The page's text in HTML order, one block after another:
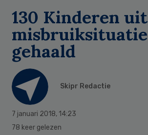
130 Kinderen uit
misbruiksituatie
gehaald
Skipr Redactie
7 januari 2018, 14:23
78 keer gelezen